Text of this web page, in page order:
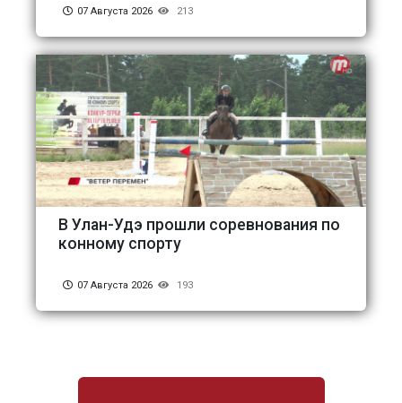
07 Августа 2026 213
В Улан-Удэ прошли соревнования по
конному спорту
07 Августа 2026 193